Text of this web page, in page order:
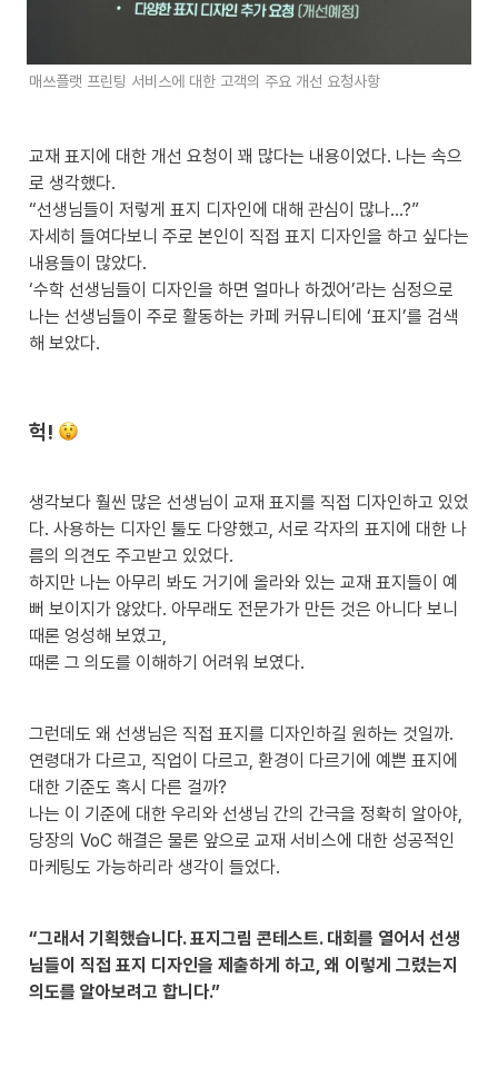
매쓰플랫 프린팅 서비스에 대한 고객의 주요 개선 요청사항
교재 표지에 대한 개선 요청이 꽤 많다는 내용이었다. 나는 속으
로 생각했다.
“선생님들이 저렇게 표지 디자인에 대해 관심이 많나…?”
자세히 들여다보니 주로 본인이 직접 표지 디자인을 하고 싶다는
내용들이 많았다.
‘수학 선생님들이 디자인을 하면 얼마나 하겠어’라는 심정으로
나는 선생님들이 주로 활동하는 카페 커뮤니티에 ‘표지’를 검색
해 보았다.
헉!
생각보다 훨씬 많은 선생님이 교재 표지를 직접 디자인하고 있었
다. 사용하는 디자인 툴도 다양했고, 서로 각자의 표지에 대한 나
름의 의견도 주고받고 있었다.
하지만 나는 아무리 봐도 거기에 올라와 있는 교재 표지들이 예
뻐 보이지가 않았다. 아무래도 전문가가 만든 것은 아니다 보니
때론 엉성해 보였고,
때론 그 의도를 이해하기 어려워 보였다.
그런데도 왜 선생님은 직접 표지를 디자인하길 원하는 것일까.
연령대가 다르고, 직업이 다르고, 환경이 다르기에 예쁜 표지에
대한 기준도 혹시 다른 걸까?
나는 이 기준에 대한 우리와 선생님 간의 간극을 정확히 알아야,
당장의 VoC 해결은 물론 앞으로 교재 서비스에 대한 성공적인
마케팅도 가능하리라 생각이 들었다.
“그래서 기획했습니다. 표지그림 콘테스트. 대회를 열어서 선생
님들이 직접 표지 디자인을 제출하게 하고, 왜 이렇게 그렸는지
의도를 알아보려고 합니다.”